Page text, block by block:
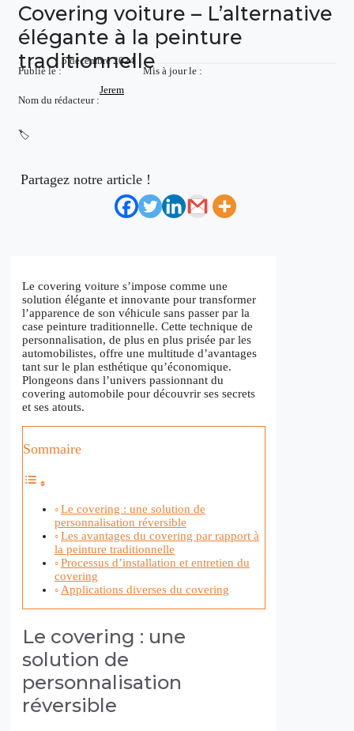
Covering voiture – L’alternative
élégante à la peinture
traditionnelle
Publié le :
5 décembre 2024
Mis à jour le :
Nom du rédacteur :
Jerem
🏷️
Partagez notre article !
Le covering voiture s’impose comme une
solution élégante et innovante pour transformer
l’apparence de son véhicule sans passer par la
case peinture traditionnelle. Cette technique de
personnalisation, de plus en plus prisée par les
automobilistes, offre une multitude d’avantages
tant sur le plan esthétique qu’économique.
Plongeons dans l’univers passionnant du
covering automobile pour découvrir ses secrets
et ses atouts.
Sommaire
Le covering : une solution de
personnalisation réversible
Les avantages du covering par rapport à
la peinture traditionnelle
Processus d’installation et entretien du
covering
Applications diverses du covering
Le covering : une
solution de
personnalisation
réversible